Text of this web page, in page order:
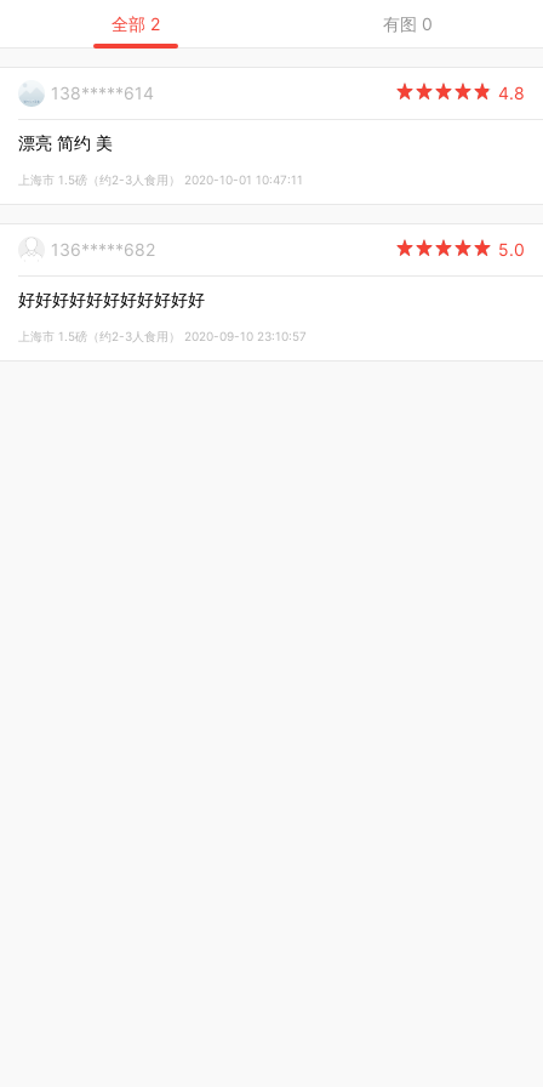
138*****614 4.8

漂亮 简约 美
上海市 1.5磅（约2-3人食用） 2020-10-01 10:47:11
136*****682 5.0

好好好好好好好好好好好
上海市 1.5磅（约2-3人食用） 2020-09-10 23:10:57
全部 2 有图 0